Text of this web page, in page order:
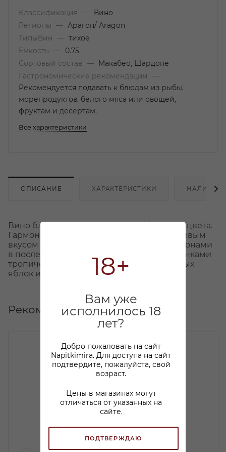
18+
Вам уже
исполнилось 18
лет?
Добро пожаловать на сайт
Napitkimira. Для доступа на сайт
подтвердите, пожалуйста, свой
возраст.
Цены в магазинах могут
отличаться от указанных на
сайте.
ПОДТВЕРЖДАЮ
Классификация —
Вино
Регионы
—
Арагон/ Aragon
ТипыВин
— тихое
Емкость
—
0.75
Сортовый состав
—
Макабео, Шардоне
Гастрономические рекомендации
—
Рекомендуется подавать к блюдам из рыбы,
морепродуктов, белого мяса или овощей,
фруктам и десертам.
Все характеристики
ОПИСАНИЕ ХАРАКТЕРИСТИКИ НАЛИЧИЕ
Вино бледного соломенно-серебристого цвета.
Гармоничное вино с освежающим фруктовым
вкусом и пикантными грейпфрутовыми тонами
в послевкусии. Аромат вина яркий, с оттенками
тропических и цитрусовых фруктов, спелых
яблок и трав.
Рекомендуем